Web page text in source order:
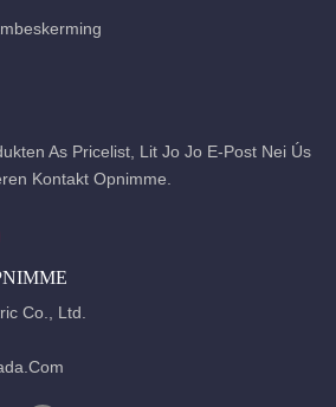
As Pricelist, Lit Jo Jo E-Post Nei Ús
Kontakt Opnimme.
Co., Ltd.